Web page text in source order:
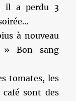
il a perdu 3
à nouveau
» Bon sang
tomates, les
sont des